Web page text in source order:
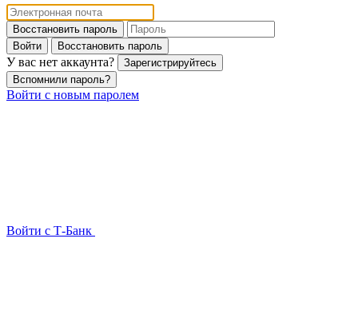
Восстановить пароль
Войти
Восстановить пароль
У вас нет аккаунта?
Зарегистрируйтесь
Вспомнили пароль?
Войти с новым паролем
Войти с Т-Банк